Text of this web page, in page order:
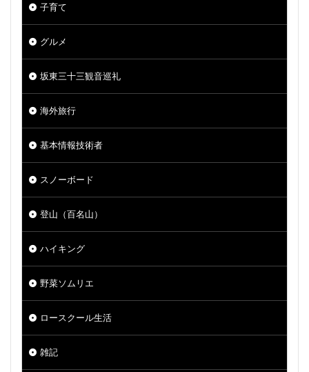
子育て
グルメ
坂東三十三観音巡礼
海外旅行
基本情報技術者
スノーボード
登山（百名山）
ハイキング
野菜ソムリエ
ロースクール生活
雑記